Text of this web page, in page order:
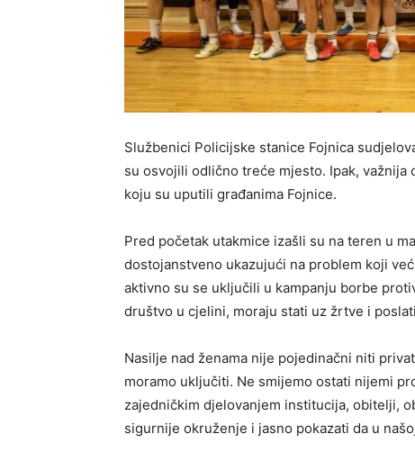
Službenici Policijske stanice Fojnica
su osvojili odlično treće mjesto. Ipak,
koju su uputili građanima Fojnice.
Pred početak utakmice izašli su na teren u
dostojanstveno ukazujući na problem koji
aktivno su se uključili u kampanju borbe
društvo u cjelini, moraju stati uz žrtve i
Nasilje nad ženama nije pojedinačni niti
moramo uključiti. Ne smijemo ostati nijemi
zajedničkim djelovanjem institucija, obitelji,
sigurnije okruženje i jasno pokazati da u